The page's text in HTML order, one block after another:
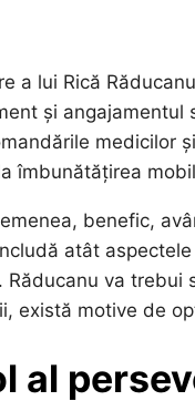
a lui Rică
și
medicilor
îmbunătățirea
benefic,
atât
va
există motive de
al